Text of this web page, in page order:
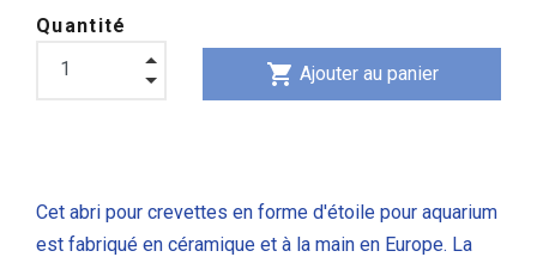
Quantité
shopping_cart Ajouter au panier
Cet abri pour crevettes en forme d'étoile pour aquarium
est fabriqué en céramique et à la main en Europe. La